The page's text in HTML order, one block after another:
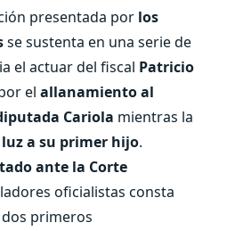
presentada por los
se sustenta en una serie de
el actuar del fiscal Patricio
el allanamiento al
Cariola mientras la
a su primer hijo.
ante la Corte
oficialistas consta
dos primeros